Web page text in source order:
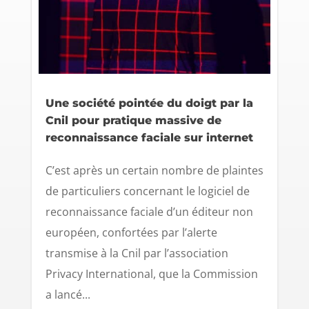
Une société pointée du doigt par la
Cnil pour pratique massive de
reconnaissance faciale sur internet
C’est après un certain nombre de plaintes
de particuliers concernant le logiciel de
reconnaissance faciale d’un éditeur non
européen, confortées par l’alerte
transmise à la Cnil par l’association
Privacy International, que la Commission
a lancé...